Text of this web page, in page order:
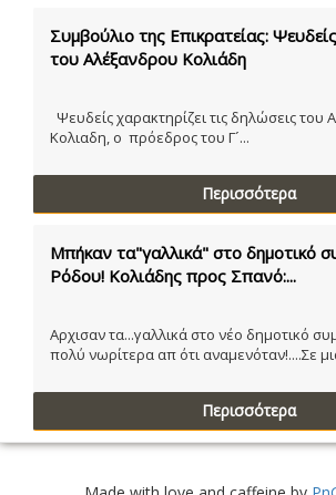
Συμβούλιο της Επικρατείας:
του Αλέξανδρου Κολιάδη
Ψευδείς χαρακτηρίζει τις δηλώσεις του
Κολιαδη, ο πρόεδρος του Γ´...
Περισσότερα
Μπήκαν τα"γαλλικά" στο δημοτικό
Ρόδου! Κολιάδης προς Σπανό:...
Αρχισαν τα...γαλλικά στο νέο δημοτικό
πολύ νωρίτερα απ ότι αναμενόταν!....Σε
Περισσότερα